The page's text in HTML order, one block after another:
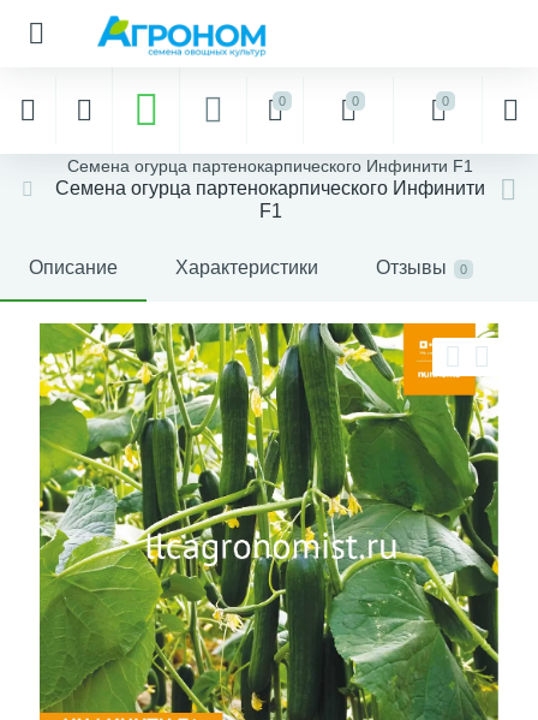
0 0 0
Семена огурца партенокарпического Инфинити F1
Семена огурца партенокарпического Инфинити
F1
Описание Характеристики Отзывы 0